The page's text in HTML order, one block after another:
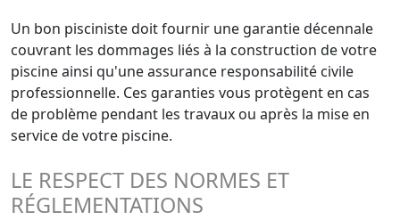
Un bon pisciniste doit fournir une garantie décennale
couvrant les dommages liés à la construction de votre
piscine ainsi qu'une assurance responsabilité civile
professionnelle. Ces garanties vous protègent en cas
de problème pendant les travaux ou après la mise en
service de votre piscine.
LE RESPECT DES NORMES ET
RÉGLEMENTATIONS